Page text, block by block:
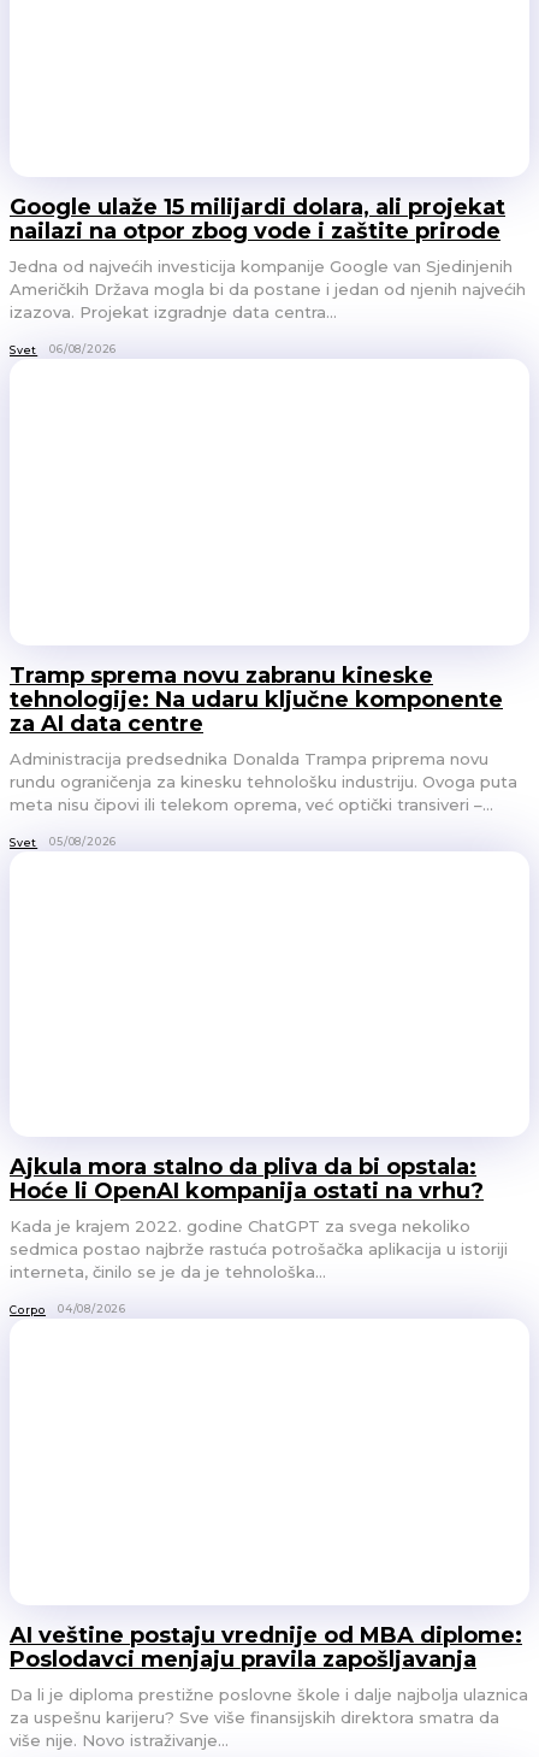
Google ulaže 15 milijardi dolara, ali projekat
nailazi na otpor zbog vode i zaštite prirode
Jedna od najvećih investicija kompanije Google van Sjedinjenih
Američkih Država mogla bi da postane i jedan od njenih najvećih
izazova. Projekat izgradnje data centra...
Svet 06/08/2026
Tramp sprema novu zabranu kineske
tehnologije: Na udaru ključne komponente
za AI data centre
Administracija predsednika Donalda Trampa priprema novu
rundu ograničenja za kinesku tehnološku industriju. Ovoga puta
meta nisu čipovi ili telekom oprema, već optički transiveri –...
Svet 05/08/2026
Ajkula mora stalno da pliva da bi opstala:
Hoće li OpenAI kompanija ostati na vrhu?
Kada je krajem 2022. godine ChatGPT za svega nekoliko
sedmica postao najbrže rastuća potrošačka aplikacija u istoriji
interneta, činilo se je da je tehnološka...
Corpo 04/08/2026
AI veštine postaju vrednije od MBA diplome:
Poslodavci menjaju pravila zapošljavanja
Da li je diploma prestižne poslovne škole i dalje najbolja ulaznica
za uspešnu karijeru? Sve više finansijskih direktora smatra da
više nije. Novo istraživanje...